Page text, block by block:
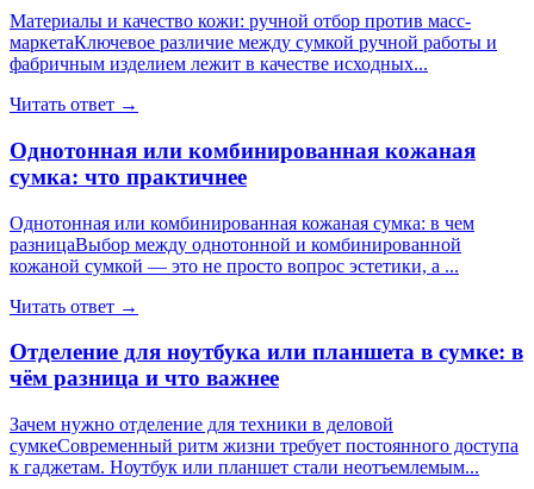
Материалы и качество кожи: ручной отбор против масс-
маркетаКлючевое различие между сумкой ручной работы и
фабричным изделием лежит в качестве исходных...
Читать ответ →
Однотонная или комбинированная кожаная
сумка: что практичнее
Однотонная или комбинированная кожаная сумка: в чем
разницаВыбор между однотонной и комбинированной
кожаной сумкой — это не просто вопрос эстетики, а ...
Читать ответ →
Отделение для ноутбука или планшета в сумке: в
чём разница и что важнее
Зачем нужно отделение для техники в деловой
сумкеСовременный ритм жизни требует постоянного доступа
к гаджетам. Ноутбук или планшет стали неотъемлемым...